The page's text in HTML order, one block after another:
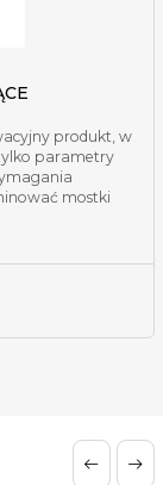
produkt, w
parametry
mostki